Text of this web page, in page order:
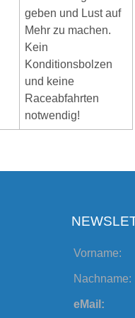
geben und Lust auf
Mehr zu machen.
Kein
Konditionsbolzen
und keine
Raceabfahrten
notwendig!
Vorname:
Nachname:
eMail: